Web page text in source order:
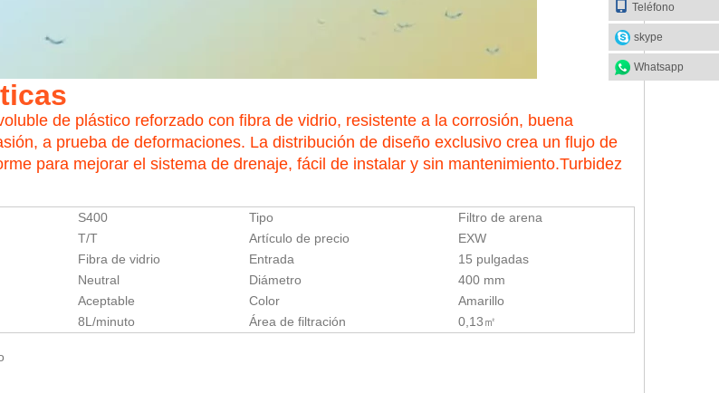
de plástico reforzado con fibra de vidrio, resistente a la corrosión, buena
a prueba de deformaciones. La distribución de diseño exclusivo crea un flujo de
para mejorar el sistema de drenaje, fácil de instalar y sin mantenimiento.Turbidez
S400 Tipo
Filtro de arena
T/T Artículo de precio
EXW
Fibra de vidrio Entrada
15 pulgadas
Neutral Diámetro
400 mm
Aceptable Color
Amarillo
8L/minuto Área de filtración 0,13㎡
Teléfono
skype
Whatsapp